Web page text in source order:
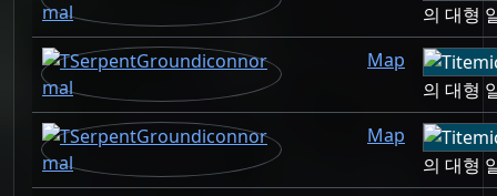
의 대형
Map
의 대형
Map
의 대형